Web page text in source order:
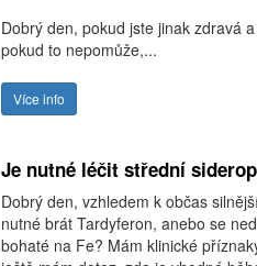
Dobrý den, pokud jste jinak zdravá
pokud to nepomůže,...
Více info
Je nutné léčit střední
Dobrý den, vzhledem k občas
nutné brát Tardyferon, anebo se
bohaté na Fe? Mám klinické